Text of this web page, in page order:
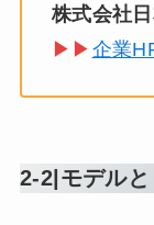
株式会社
▶▶ 企業
2-2|モデル